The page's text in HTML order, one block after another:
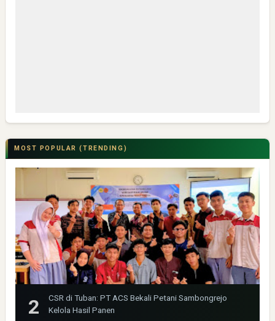
MOST POPULAR (TRENDING)
CSR di Tuban: PT ACS Bekali Petani Sambongrejo
Kelola Hasil Panen